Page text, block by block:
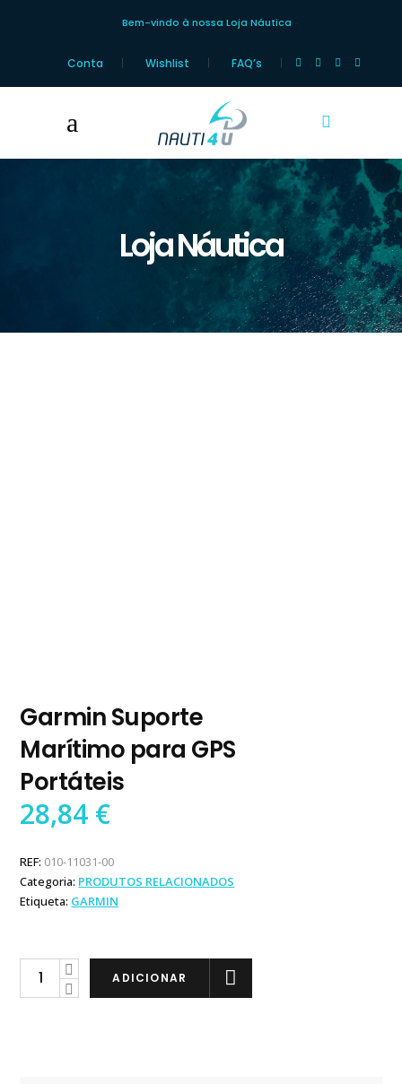
Bem-vindo à nossa Loja Náutica
Conta Wishlist FAQ’s
Loja Náutica
Garmin Suporte
Marítimo para GPS
Portáteis
28,84 €
REF: 010-11031-00
Categoria: PRODUTOS RELACIONADOS
Etiqueta: GARMIN
Garmin
ADICIONAR